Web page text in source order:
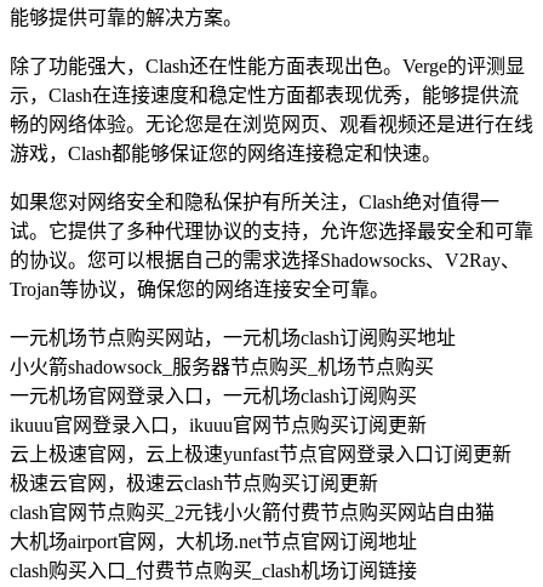
能够提供可靠的解决方案。
除了功能强大，Clash还在性能方面表现出色。Verge的评测显
示，Clash在连接速度和稳定性方面都表现优秀，能够提供流
畅的网络体验。无论您是在浏览网页、观看视频还是进行在线
游戏，Clash都能够保证您的网络连接稳定和快速。
如果您对网络安全和隐私保护有所关注，Clash绝对值得一
试。它提供了多种代理协议的支持，允许您选择最安全和可靠
的协议。您可以根据自己的需求选择Shadowsocks、V2Ray、
Trojan等协议，确保您的网络连接安全可靠。
一元机场节点购买网站，一元机场clash订阅购买地址
小火箭shadowsock_服务器节点购买_机场节点购买
一元机场官网登录入口，一元机场clash订阅购买
ikuuu官网登录入口，ikuuu官网节点购买订阅更新
云上极速官网，云上极速yunfast节点官网登录入口订阅更新
极速云官网，极速云clash节点购买订阅更新
clash官网节点购买_2元钱小火箭付费节点购买网站自由猫
大机场airport官网，大机场.net节点官网订阅地址
clash购买入口_付费节点购买_clash机场订阅链接